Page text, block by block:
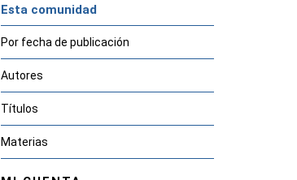
Esta comunidad
Por fecha de publicación
Autores
Títulos
Materias